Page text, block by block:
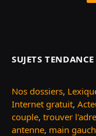
SUJETS TENDANCE
Nos dossiers,
Internet gratuit,
couple, trouver
antenne, main